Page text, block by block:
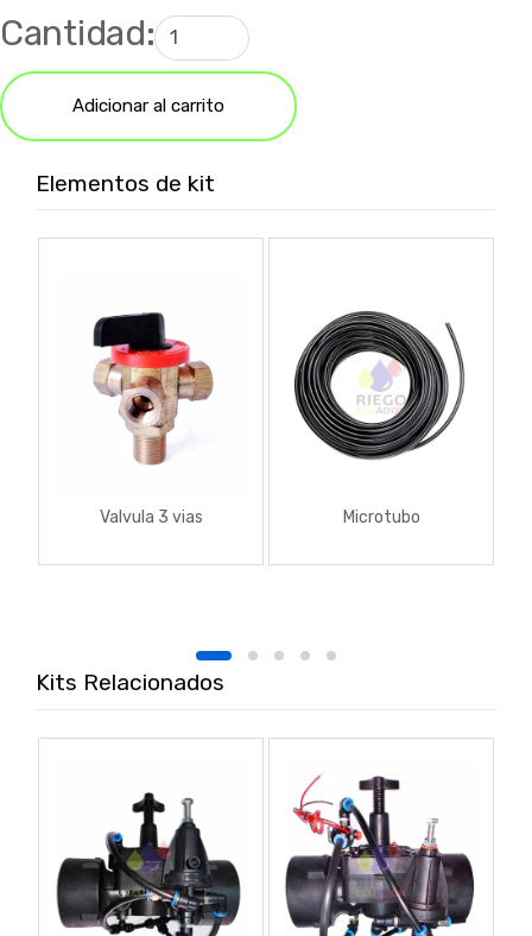
Cantidad:
Adicionar al carrito
Elementos de kit
Valvula 3 vias Microtubo
Kits Relacionados